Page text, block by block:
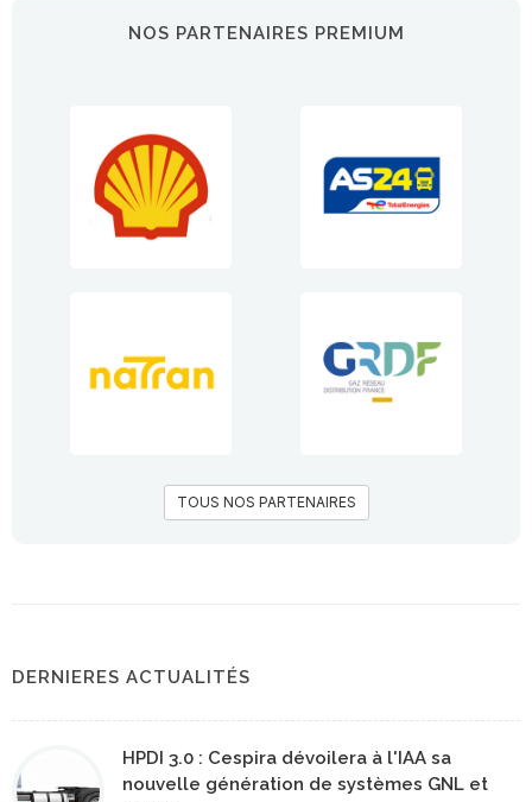
NOS PARTENAIRES PREMIUM
TOUS NOS PARTENAIRES
DERNIERES ACTUALITÉS
HPDI 3.0 : Cespira dévoilera à l'IAA sa
nouvelle génération de systèmes GNL et